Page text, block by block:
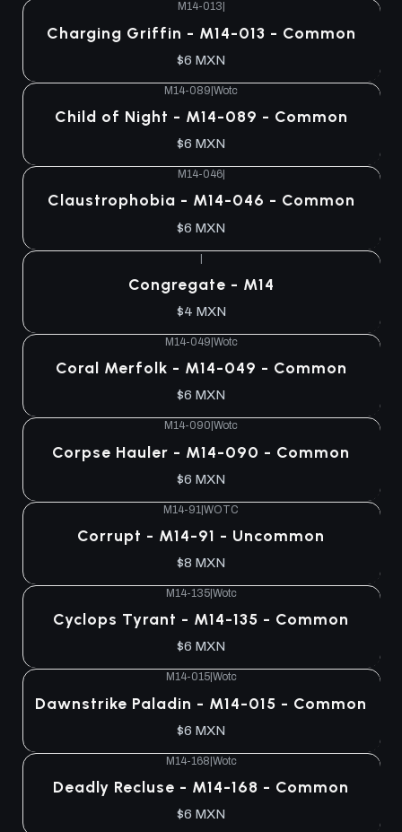
M14-013
Charging Griffin - M14-013 - Common
$6 MXN
M14-089|Wotc
Child of Night - M14-089 - Common
$6 MXN
M14-046|
Claustrophobia - M14-046 - Common
$6 MXN
|
Congregate - M14
$4 MXN
M14-049 Wotc
Coral Merfolk - M14-049 - Common
$6 MXN
M14-090 Wotc
Corpse Hauler - M14-090 - Common
$6 MXN
M14-91 |WOTC
Corrupt - M14-91 - Uncommon
$8 MXN
M14-135| Wotc
Cyclops Tyrant - M14-135 - Common
$6 MXN
M14-015| Wotc
Dawnstrike Paladin - M14-015 - Common
$6 MXN
M14-168|Wotc
Deadly Recluse - M14-168 - Common
$6 MXN